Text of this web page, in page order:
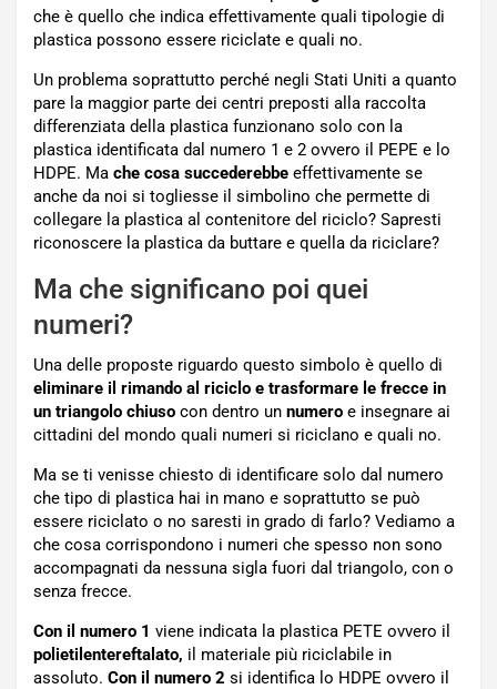
che è quello che indica effettivamente quali tipologie di
plastica possono essere riciclate e quali no.
Un problema soprattutto perché negli Stati Uniti a quanto
pare la maggior parte dei centri preposti alla raccolta
differenziata della plastica funzionano solo con la
plastica identificata dal numero 1 e 2 ovvero il PEPE e lo
HDPE. Ma che cosa succederebbe effettivamente se
anche da noi si togliesse il simbolino che permette di
collegare la plastica al contenitore del riciclo? Sapresti
riconoscere la plastica da buttare e quella da riciclare?
Ma che significano poi quei
numeri?
Una delle proposte riguardo questo simbolo è quello di
eliminare il rimando al riciclo e trasformare le frecce in
un triangolo chiuso con dentro un numero e insegnare ai
cittadini del mondo quali numeri si riciclano e quali no.
Ma se ti venisse chiesto di identificare solo dal numero
che tipo di plastica hai in mano e soprattutto se può
essere riciclato o no saresti in grado di farlo? Vediamo a
che cosa corrispondono i numeri che spesso non sono
accompagnati da nessuna sigla fuori dal triangolo, con o
senza frecce.
Con il numero 1 viene indicata la plastica PETE ovvero il
polietilentereftalato, il materiale più riciclabile in
assoluto. Con il numero 2 si identifica lo HDPE ovvero il